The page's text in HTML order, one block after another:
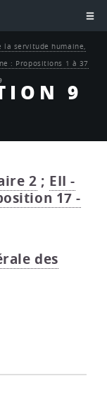
9
la servitude humaine,
: Propositions 1 à 37
2 ; EII -
17 -
des